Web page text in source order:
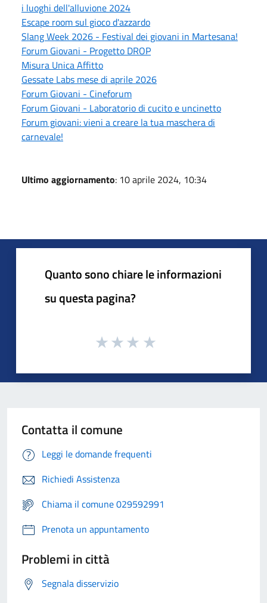
i luoghi dell'alluvione 2024
Escape room sul gioco d'azzardo
Slang Week 2026 - Festival dei giovani in Martesana!
Forum Giovani - Progetto DROP
Misura Unica Affitto
Gessate Labs mese di aprile 2026
Forum Giovani - Cineforum
Forum Giovani - Laboratorio di cucito e uncinetto
Forum giovani: vieni a creare la tua maschera di
carnevale!
Ultimo aggiornamento: 10 aprile 2024, 10:34
Quanto sono chiare le informazioni
su questa pagina?
Contatta il comune
Leggi le domande frequenti
Richiedi Assistenza
Chiama il comune 029592991
Prenota un appuntamento
Problemi in città
Segnala disservizio